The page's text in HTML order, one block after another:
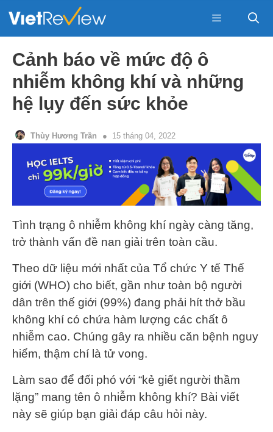
Cảnh báo về mức độ ô
nhiễm không khí và những
hệ lụy đến sức khỏe
Thùy Hương Trần 15 tháng 04, 2022
Tình trạng ô nhiễm không khí ngày càng tăng,
trở thành vấn đề nan giải trên toàn cầu.
Theo dữ liệu mới nhất của Tổ chức Y tế Thế
giới (WHO) cho biết, gần như toàn bộ người
dân trên thế giới (99%) đang phải hít thở bầu
không khí có chứa hàm lượng các chất ô
nhiễm cao. Chúng gây ra nhiều căn bệnh nguy
hiểm, thậm chí là tử vong.
Làm sao để đối phó với “kẻ giết người thầm
lặng” mang tên ô nhiễm không khí? Bài viết
này sẽ giúp bạn giải đáp câu hỏi này.